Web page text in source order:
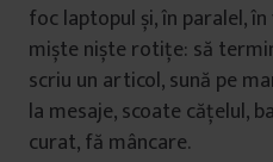
foc laptopul și, în paralel,
miște niște rotițe: să
scriu un articol, sună pe
la mesaje, scoate cățelul,
curat, fă mâncare.